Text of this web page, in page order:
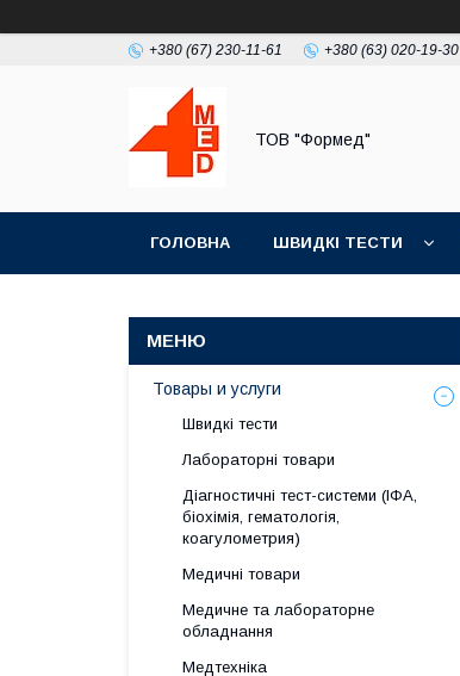
+380 (67) 230-11-61 +380 (63) 020-19-30
ТОВ "Формед"
ГОЛОВНА ШВИДКІ ТЕСТИ
Товары и услуги
Швидкі тести
Лабораторні товари
Діагностичні тест-системи (ІФА,
біохімія, гематологія,
коагулометрия)
Медичні товари
Медичне та лабораторне
обладнання
Медтехніка